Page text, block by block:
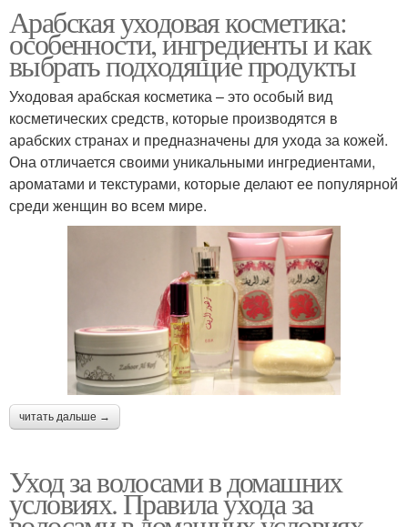
Арабская уходовая косметика:
особенности, ингредиенты и как
выбрать подходящие продукты
Уходовая арабская косметика – это особый вид
косметических средств, которые производятся в
арабских странах и предназначены для ухода за кожей.
Она отличается своими уникальными ингредиентами,
ароматами и текстурами, которые делают ее популярной
среди женщин во всем мире.
читать дальше →
Уход за волосами в домашних
условиях. Правила ухода за